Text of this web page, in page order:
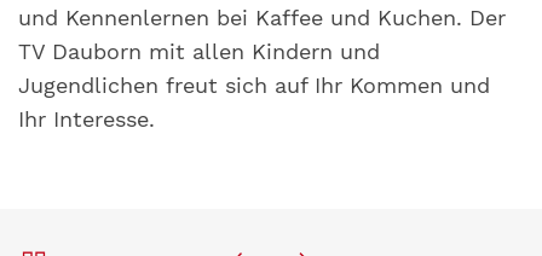
und Kennenlernen bei Kaffee und Kuchen. Der
TV Dauborn mit allen Kindern und
Jugendlichen freut sich auf Ihr Kommen und
Ihr Interesse.